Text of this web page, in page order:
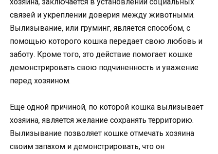
связей и укреплении доверия между животными.
Вылизывание, или груминг, является способом, с
помощью которого кошка передает свою любовь и
заботу. Кроме того, это действие помогает кошке
демонстрировать свою подчиненность и уважение
перед хозяином.
Еще одной причиной, по которой кошка вылизывает
хозяина, является желание сохранять территорию.
Вылизывание позволяет кошке отмечать хозяина
своим запахом и демонстрировать, что он